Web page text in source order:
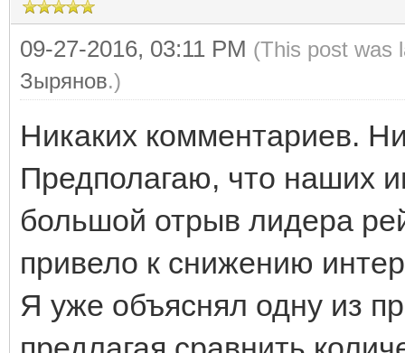
09-27-2016, 03:11 PM (This post was
Зырянов.)
Никаких комментариев.
Предполагаю, что наших
большой отрыв лидера
привело к снижению
Я уже объяснял одну из